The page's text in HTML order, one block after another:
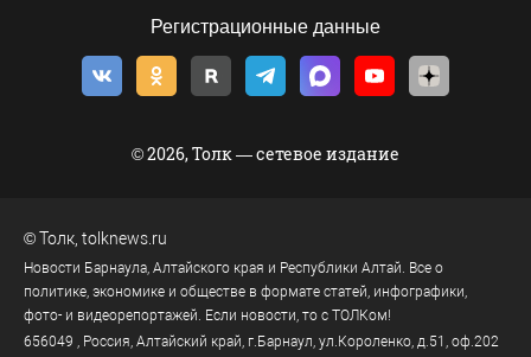
Регистрационные данные
© 2026, Толк — сетевое издание
©Толк tolknews.ru
Новости Барнаула, Алтайского края и Республики Алтай. Все о
политике, экономике и обществе в формате статей, инфографики,
фото- и видеорепортажей. Если новости, то с ТОЛКом!
656049 , Россия, Алтайский край, г.Барнаул, ул.Короленко, д.51, оф.202